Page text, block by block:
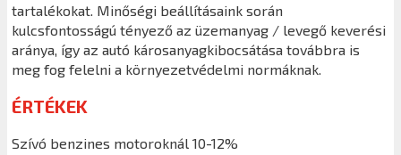
tartalékokat. Minőségi beállításaink során
kulcsfontosságú tényező az üzemanyag / levegő keverési
aránya, így az autó károsanyagkibocsátása továbbra is
meg fog felelni a környezetvédelmi normáknak.
ÉRTÉKEK
Szívó benzines motoroknál 10-12%